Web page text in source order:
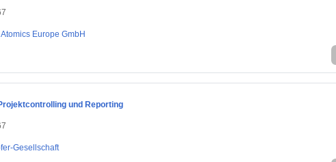
Europe GmbH
und Reporting
Gesellschaft